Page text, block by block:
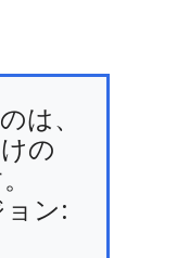
は、
の
ン: